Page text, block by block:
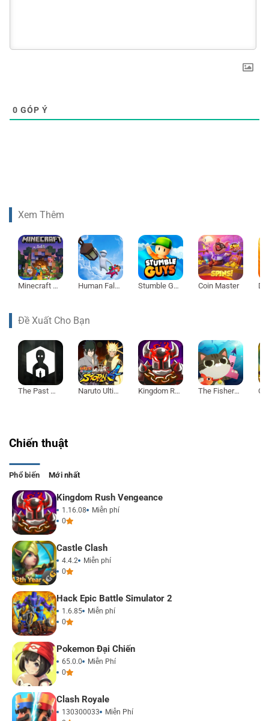
0 GÓP Ý
Xem Thêm
Minecraft 1.21 Human Fall Flat Stumble Guys Coin Master
Đề Xuất Cho Bạn
The Past Within Naruto Ultimate Ninja Storm 4 Kingdom Rush Vengeance The Fishercat
Chiến thuật
Phổ biến Mới nhất
Kingdom Rush Vengeance
1.16.08
Miễn phí
0
Castle Clash
4.4.2
Miễn phí
0
Hack Epic Battle Simulator 2
1.6.85
Miễn phí
0
Pokemon Đại Chiến
65.0.0
Miễn Phí
0
Clash Royale
130300033
Miễn Phí